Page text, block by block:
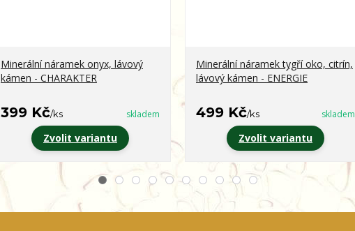
Minerální náramek onyx, lávový
kámen - CHARAKTER
399 Kč/ks skladem
Zvolit variantu
Minerální náramek tygří oko, citrín,
lávový kámen - ENERGIE
499 Kč/ks skladem
Zvolit variantu